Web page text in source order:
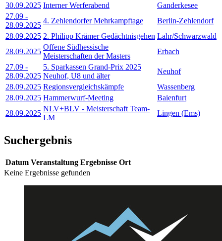
30.09.2025 Interner Werferabend
Ganderkesee
27.09 -
28.09.2025
4. Zehlendorfer Mehrkampftage
Berlin-Zehlendorf
28.09.2025 2. Philipp Krämer Gedächtnisgehen Lahr/Schwarzwald
28.09.2025
Offene Südhessische
Meisterschaften der Masters
Erbach
27.09 -
28.09.2025
5. Sparkassen Grand-Prix 2025
Neuhof, U8 und älter
Neuhof
28.09.2025 Regionsvergleichskämpfe
Wassenberg
28.09.2025 Hammerwurf-Meeting
Baienfurt
28.09.2025
NLV+BLV - Meisterschaft Team-
LM
Lingen (Ems)
Suchergebnis
Datum Veranstaltung Ergebnisse Ort
Keine Ergebnisse gefunden